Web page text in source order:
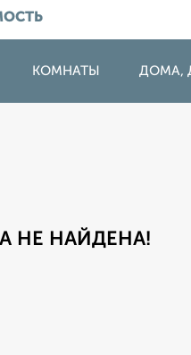
КОМНАТЫ ДОМА,
НЕ НАЙДЕНА!